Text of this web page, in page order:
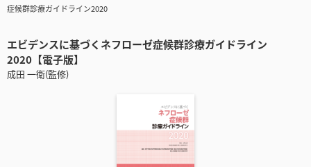
症候群診療ガイドライン2020
エビデンスに基づくネフローゼ症候群診療ガイドライン
2020【電子版】
成田 一衛(監修)